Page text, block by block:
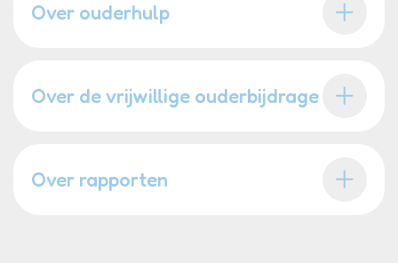
Over ouderhulp
Over de vrijwillige ouderbijdrage
Over rapporten